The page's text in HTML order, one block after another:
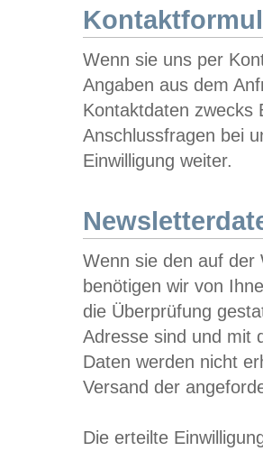
Wenn sie uns per
Angaben aus dem
Kontaktdaten zwecks
Anschlussfragen bei
Einwilligung weiter.
Wenn sie den auf der
benötigen wir von
die Überprüfung
Adresse sind und mit
Daten werden nicht
Versand der
Die erteilte